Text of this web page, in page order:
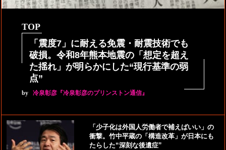
TOP
「震度7」に耐える免震・耐震技術でも
破損。令和8年熊本地震の「想定を超え
た揺れ」が明らかにした“現行基準の弱
点”
by 冷泉彰彦『冷泉彰彦のプリンストン通信』
「少子化は外国人労働者で補えばいい」の
衝撃。竹中平蔵の「構造改革」が日本にも
たらした“深刻な後遺症”